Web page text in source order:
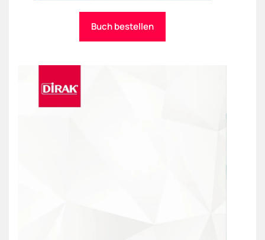
Buch bestellen